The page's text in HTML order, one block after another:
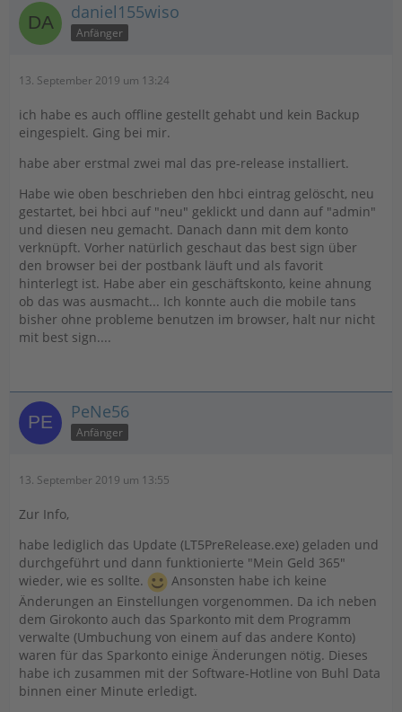
daniel155wiso
Anfänger
13. September 2019 um 13:24
ich habe es auch offline gestellt gehabt und kein Backup
eingespielt. Ging bei mir.
habe aber erstmal zwei mal das pre-release installiert.
Habe wie oben beschrieben den hbci eintrag gelöscht, neu
gestartet, bei hbci auf "neu" geklickt und dann auf "admin"
und diesen neu gemacht. Danach dann mit dem konto
verknüpft. Vorher natürlich geschaut das best sign über
den browser bei der postbank läuft und als favorit
hinterlegt ist. Habe aber ein geschäftskonto, keine ahnung
ob das was ausmacht... Ich konnte auch die mobile tans
bisher ohne probleme benutzen im browser, halt nur nicht
mit best sign....
PeNe56
Anfänger
13. September 2019 um 13:55
Zur Info,
habe lediglich das Update (LT5PreRelease.exe) geladen und
durchgeführt und dann funktionierte "Mein Geld 365"
wieder, wie es sollte.
Ansonsten habe ich keine
Änderungen an Einstellungen vorgenommen. Da ich neben
dem Girokonto auch das Sparkonto mit dem Programm
verwalte (Umbuchung von einem auf das andere Konto)
waren für das Sparkonto einige Änderungen nötig. Dieses
habe ich zusammen mit der Software-Hotline von Buhl Data
binnen einer Minute erledigt.